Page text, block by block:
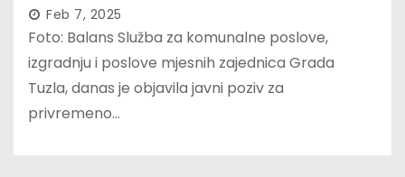
Feb 7, 2025
Foto: Balans Služba za komunalne poslove,
izgradnju i poslove mjesnih zajednica Grada
Tuzla, danas je objavila javni poziv za
privremeno…